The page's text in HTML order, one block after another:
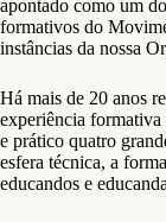
apontado como um
formativos do
instâncias da nossa
Há mais de 20 anos
experiência
e prático quatro
esfera técnica, a
educandos e